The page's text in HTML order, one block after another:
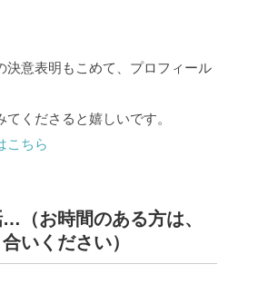
決意表明もこめて、プロフィール
てくださると嬉しいです。
こちら
（お時間のある方は、
いください）